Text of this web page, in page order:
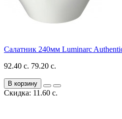
Салатник 240мм Luminarc
92.40 с. 79.20 с.
В корзину
Скидка: 11.60 с.